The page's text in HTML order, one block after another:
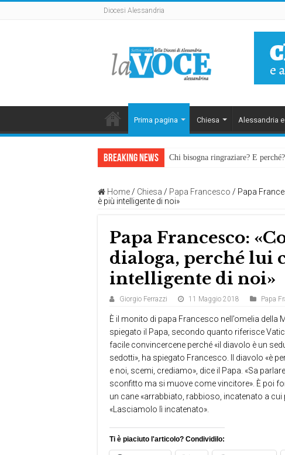
Diocesi Alessandria
Prima pagina Chiesa Alessandria
Breaking News Chi bisogna ringraziare? E
L’arte di piegarsi senza
Home / Chiesa / Papa Francesco / Papa
è più intelligente di noi»
Papa Francesco:
dialoga, perché lui
intelligente di noi»
Giorgio Ferrazzi 11 Maggio 2018 Papa
È il monito di papa Francesco nell’omelia della
spiegato il Papa, secondo quanto riferisce
facile convincercene perché «il diavolo è un
sedotti», ha spiegato Francesco. Il diavolo «è
e noi, scemi, crediamo», dice il Papa. «Sa
sconfitto ma si muove come vincitore». È poi
un cane «arrabbiato, rabbioso, incatenato a
«Lasciamolo lì incatenato».
Ti è piaciuto l'articolo? Condividilo: